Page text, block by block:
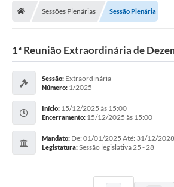
Sessões Plenárias Sessão Plenária
1ª Reunião Extraordinária de
Sessão: Extraordinária
Número: 1/2025
Início: 15/12/2025 às 15:00
Encerramento: 15/12/2025 às 15:00
Mandato: De: 01/01/2025 Até: 31/12/2028
Legistatura:Sessão legislativa 25 - 28